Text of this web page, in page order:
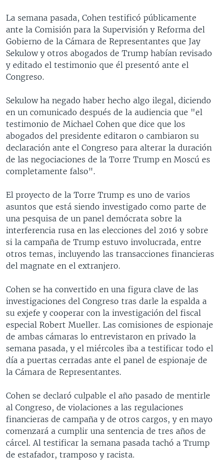
La semana pasada, Cohen testificó públicamente
ante la Comisión para la Supervisión y Reforma del
Gobierno de la Cámara de Representantes que Jay
Sekulow y otros abogados de Trump habían revisado
y editado el testimonio que él presentó ante el
Congreso.
Sekulow ha negado haber hecho algo ilegal, diciendo
en un comunicado después de la audiencia que "el
testimonio de Michael Cohen que dice que los
abogados del presidente editaron o cambiaron su
declaración ante el Congreso para alterar la duración
de las negociaciones de la Torre Trump en Moscú es
completamente falso".
El proyecto de la Torre Trump es uno de varios
asuntos que está siendo investigado como parte de
una pesquisa de un panel demócrata sobre la
interferencia rusa en las elecciones del 2016 y sobre
si la campaña de Trump estuvo involucrada, entre
otros temas, incluyendo las transacciones financieras
del magnate en el extranjero.
Cohen se ha convertido en una figura clave de las
investigaciones del Congreso tras darle la espalda a
su exjefe y cooperar con la investigación del fiscal
especial Robert Mueller. Las comisiones de espionaje
de ambas cámaras lo entrevistaron en privado la
semana pasada, y el miércoles iba a testificar todo el
día a puertas cerradas ante el panel de espionaje de
la Cámara de Representantes.
Cohen se declaró culpable el año pasado de mentirle
al Congreso, de violaciones a las regulaciones
financieras de campaña y de otros cargos, y en mayo
comenzará a cumplir una sentencia de tres años de
cárcel. Al testificar la semana pasada tachó a Trump
de estafador, tramposo y racista.